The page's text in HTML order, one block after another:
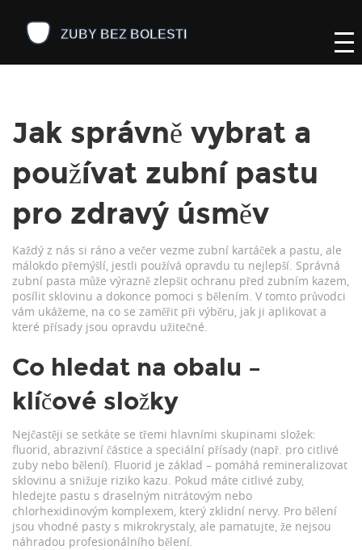
Jak správně vybrat a
používat zubní pastu
pro zdravý úsměv
Každý z nás si ráno a večer vezme zubní kartáček a pastu, ale
málokdo přemýšlí, jestli používá opravdu tu nejlepší. Správná
zubní pasta může výrazně zlepšit ochranu před zubním kazem,
posílit sklovinu a dokonce pomoci s bělením. V tomto průvodci
vám ukážeme, na co se zaměřit při výběru, jak ji aplikovat a
které přísady jsou opravdu užitečné.
Co hledat na obalu –
klíčové složky
Nejčastěji se setkáte se třemi hlavními skupinami složek:
fluorid, abrazivní částice a speciální přísady (např. pro citlivé
zuby nebo bělení). Fluorid je základ – pomáhá remineralizovat
sklovinu a snižuje riziko kazu. Pokud máte citlivé zuby,
hledejte pastu s draselným nitrátovým nebo
chlorhexidinovým komplexem, který zklidní nervy. Pro bělení
jsou vhodné pasty s mikrokrystaly, ale pamatujte, že nejsou
náhradou profesionálního bělení.